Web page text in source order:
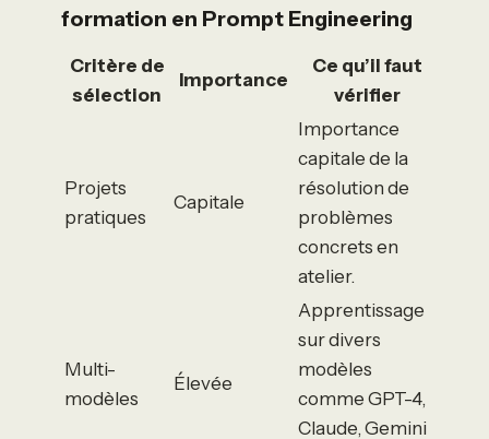
formation en Prompt Engineering
Critère de
sélection
Importance
Ce qu’il faut
vérifier
Projets
pratiques
Capitale
Importance
capitale de la
résolution de
problèmes
concrets en
atelier.
Multi-
modèles
Élevée
Apprentissage
sur divers
modèles
comme GPT-4,
Claude, Gemini